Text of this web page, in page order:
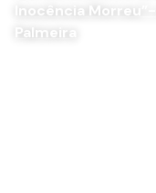
Inocência
Palmeira